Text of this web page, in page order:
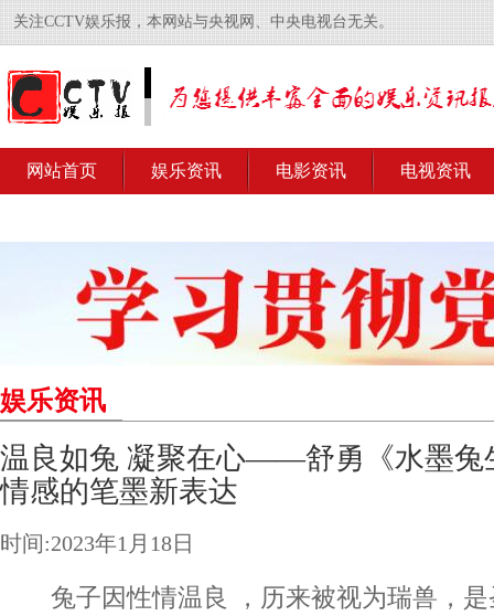
关注CCTV娱乐报，本网站与央视网、中央电视台无关。
网站首页 娱乐资讯 电影资讯 电视资讯
娱乐资讯
温良如兔 凝聚在心——舒勇《水墨兔
情感的笔墨新表达
时间:2023年1月18日
兔子因性情温良 ，历来被视为瑞兽，是